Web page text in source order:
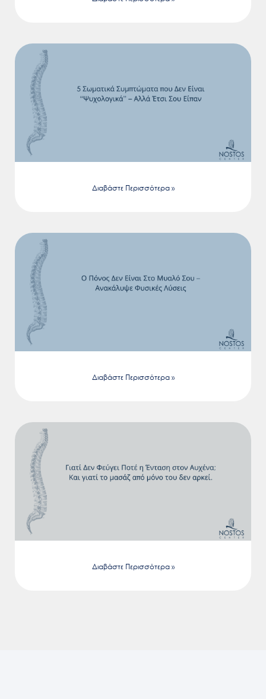
Διαβάστε Περισσότερα »
Διαβάστε Περισσότερα »
Διαβάστε Περισσότερα »